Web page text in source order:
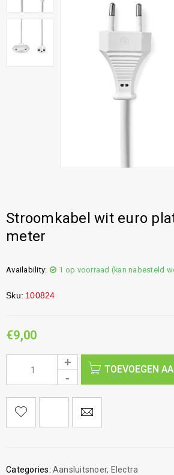
Stroomkabel wit euro
meter
Availability: 1 op voorraad (kan nabesteld
Sku: 100824
€9,00
TOEVOEGEN
Categories: Aansluitsnoer, Electra